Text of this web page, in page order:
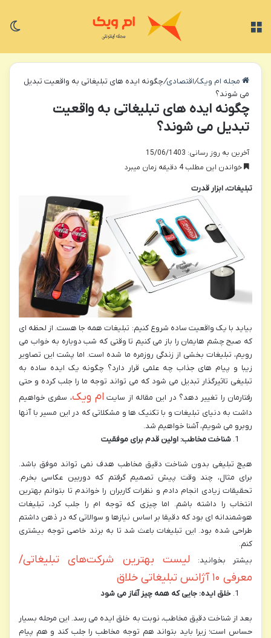
مجله ام ویک/اقتصادی/چگونه ایده های تبلیغاتی به واقعیت تبدیل
می شوند؟
چگونه ایده های تبلیغاتی به واقعیت
تبدیل می شوند؟
آخرین به روز رسانی: 15/06/1403
خواندن این مطلب 4 دقیقه زمان میبرد
تبلیغات، ابزار قدرت
بیاید با یک واقعیت ساده شروع کنیم: تبلیغات همه جا هست. از لحظه ای
که صبح چشم هایمان را باز می کنیم تا وقتی که شب دوباره به خواب می
رویم، تبلیغات بخشی از زندگی روزمره ما شده است. اما پشت این تصاویر
زیبا و پیام های جذاب چه علمی قرار دارد؟ چگونه یک ایده ساده به
تبلیغی تاثیرگذار تبدیل می شود که می تواند توجه ما را جلب کرده و حتی
رفتارمان را تغییر دهد؟ در این مقاله از سایت ام ویک، سفری خواهیم
داشت به دنیای تبلیغات و با تکنیک ها و مشکلاتی که در این مسیر با آنها
روبرو می شویم، آشنا خواهیم شد.
شناخت مخاطب: اولین قدم برای موفقیت
هیچ تبلیغی بدون شناخت دقیق مخاطب هدف نمی تواند موفق باشد.
برای مثال، چند وقت پیش تصمیم گرفتم که دوربین عکاسی بخرم.
تحقیقات زیادی انجام دادم و نظرات کاربران را خواندم تا بتوانم بهترین
انتخاب را داشته باشم. اما چیزی که توجه ام را جلب کرد، تبلیغات
هوشمندانه ای بود که دقیقا بر اساس نیازها و سوالاتی که در ذهن داشتم
طراحی شده بود. این تبلیغات باعث شد تا به برند خاصی توجه بیشتری
کنم.
بیشتر بخوانید: لیست بهترین شرکت‌های تبلیغاتی/
معرفی ۱۰ آژانس تبلیغاتی خلاق
خلق ایده: جایی که همه چیز آغاز می شود
بعد از شناخت دقیق مخاطب، نوبت به خلق ایده می رسد. این مرحله بسیار
حساس است؛ زیرا باید بتواند هم توجه مخاطب را جلب کند و هم پیام